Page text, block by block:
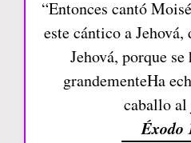
“Entonces cantó
este cántico a
Jehová, porque
grandementeHa
caballo
Éxodo